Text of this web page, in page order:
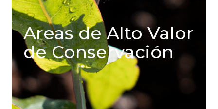
Areas de Alto Valor
de Conservación